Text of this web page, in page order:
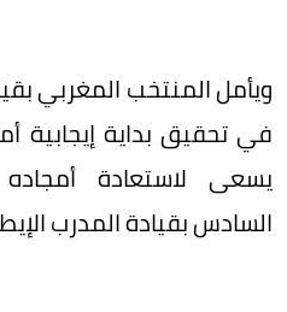
ويأمل المنتخب المغربي
في تحقيق بداية إيجابية
يسعى لاستعادة أمجاده
السادس بقيادة المدرب